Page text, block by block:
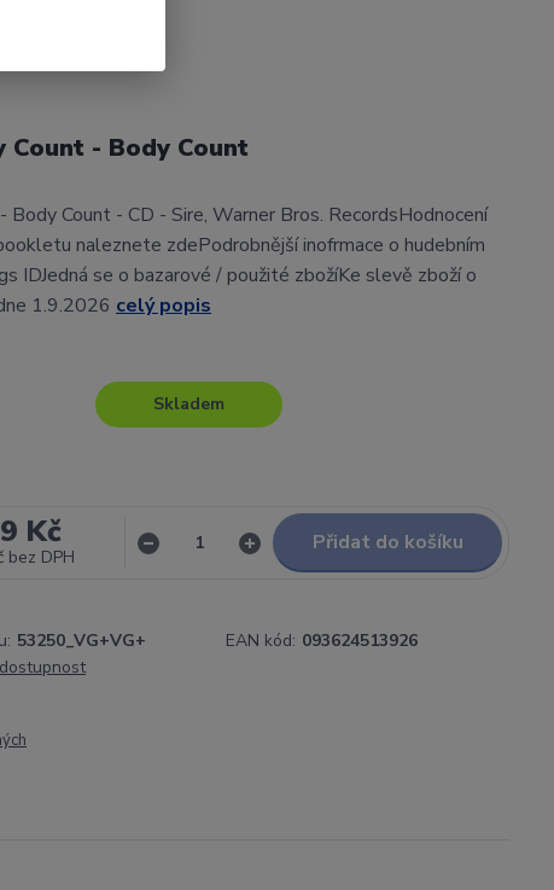
Count - Body Count
Body Count - CD - Sire, Warner Bros. RecordsHodnocení
naleznete zdePodrobnější inofrmace o hudebním
IDJedná se o bazarové / použité zbožíKe slevě zboží o
1.9.2026 celý popis
Skladem
Kč
bez DPH
Přidat do košíku
53250_VG+VG+ EAN kód: 093624513926